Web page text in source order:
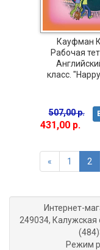
Кауфман
Рабочая
класс.
507,00 р.
431,00 р.
« 1 2
Интернет-
249034, Калужская
Режим